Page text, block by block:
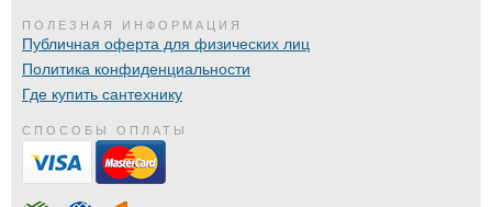
ПОЛЕЗНАЯ ИНФОРМАЦИЯ
Публичная оферта для физических лиц
Политика конфиденциальности
Где купить сантехнику
СПОСОБЫ ОПЛАТЫ